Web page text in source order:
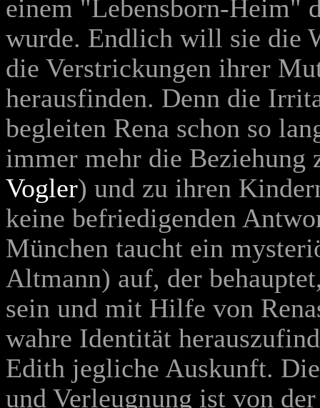
einem "Lebensborn-Heim"
wurde. Endlich will sie die
die Verstrickungen ihrer
herausfinden. Denn die
begleiten Rena schon so
immer mehr die Beziehung
Vogler) und zu ihren
keine befriedigenden
München taucht ein
Altmann) auf, der
sein und mit Hilfe von
wahre Identität
Edith jegliche Auskunft.
und Verleugnung ist von